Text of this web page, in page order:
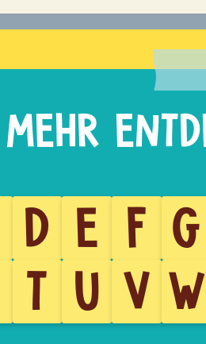
D E F G
T U V W